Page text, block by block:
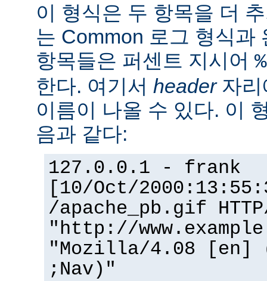
이 형식은 두 항목을 더
는 Common 로그 형식과
항목들은 퍼센트 지시어
한다. 여기서 header자리
이름이 나올 수 있다. 이
음과 같다:
127.0.0.1 - frank
[10/Oct/
/apache_pb.gif
"http://
"Mozilla/4.08 [en]
;Nav)"